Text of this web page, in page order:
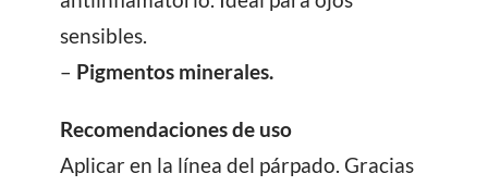
sensibles.
– Pigmentos minerales.
Recomendaciones de uso
Aplicar en la línea del párpado. Gracias